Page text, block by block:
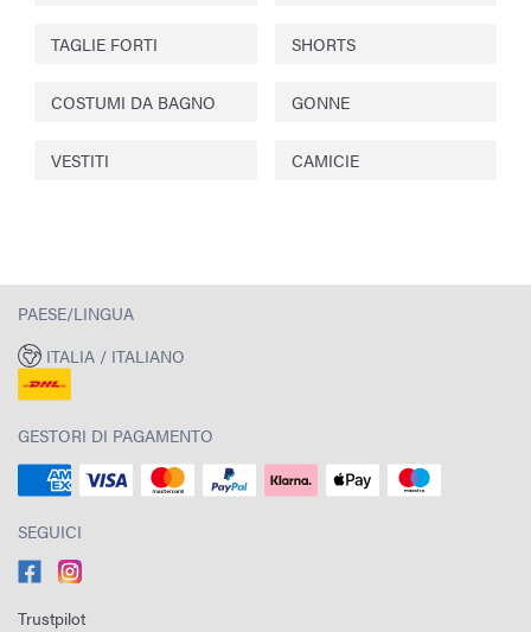
TAGLIE FORTI SHORTS
COSTUMI DA BAGNO GONNE
VESTITI CAMICIE
PAESE/LINGUA
ITALIA / ITALIANO
GESTORI DI PAGAMENTO
SEGUICI
Trustpilot